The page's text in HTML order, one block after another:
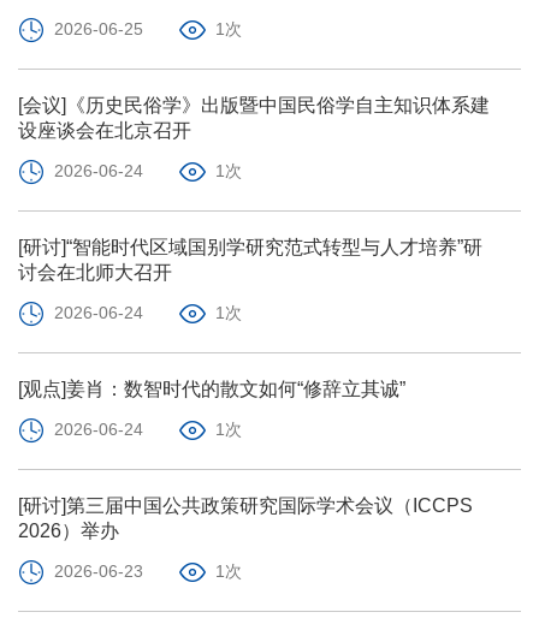
2026-06-25 1次
[会议]《历史民俗学》出版暨中国民俗学自主知识体系建
设座谈会在北京召开
2026-06-24 1次
[研讨]“智能时代区域国别学研究范式转型与人才培养”研
讨会在北师大召开
2026-06-24 1次
[观点]姜肖：数智时代的散文如何“修辞立其诚”
2026-06-24 1次
[研讨]第三届中国公共政策研究国际学术会议（ICCPS
2026）举办
2026-06-23 1次